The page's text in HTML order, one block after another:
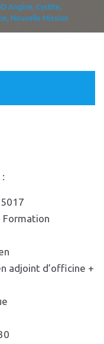
Angine, Cystite,
Nouvelle Mission
Formation
adjoint d’officine +